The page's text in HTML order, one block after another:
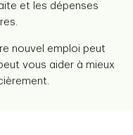
et les dépenses
nouvel emploi peut
vous aider à mieux